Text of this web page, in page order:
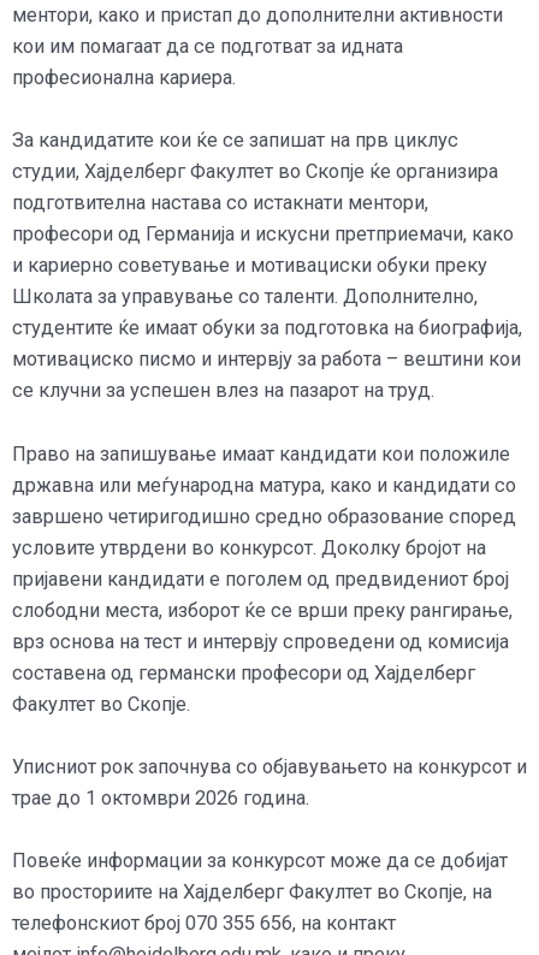
ментори, како и пристап до дополнителни активности
кои им помагаат да се подготват за идната
професионална кариера.
За кандидатите кои ќе се запишат на прв циклус
студии, Хајделберг Факултет во Скопје ќе организира
подготвителна настава со истакнати ментори,
професори од Германија и искусни претприемачи, како
и кариерно советување и мотивациски обуки преку
Школата за управување со таленти. Дополнително,
студентите ќе имаат обуки за подготовка на биографија,
мотивациско писмо и интервју за работа – вештини кои
се клучни за успешен влез на пазарот на труд.
Право на запишување имаат кандидати кои положиле
државна или меѓународна матура, како и кандидати со
завршено четиригодишно средно образование според
условите утврдени во конкурсот. Доколку бројот на
пријавени кандидати е поголем од предвидениот број
слободни места, изборот ќе се врши преку рангирање,
врз основа на тест и интервју спроведени од комисија
составена од германски професори од Хајделберг
Факултет во Скопје.
Уписниот рок започнува со објавувањето на конкурсот и
трае до 1 октомври 2026 година.
Повеќе информации за конкурсот може да се добијат
во просториите на Хајделберг Факултет во Скопје, на
телефонскиот број 070 355 656, на контакт